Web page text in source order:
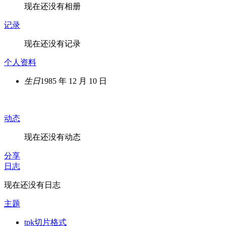
现在还没有相册
记录
现在还没有记录
个人资料
生日1985 年 12 月 10 日
动态
现在还没有动态
分享
日志
现在还没有日志
主题
tpk切片格式